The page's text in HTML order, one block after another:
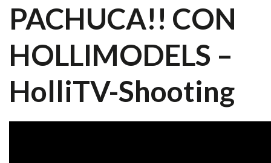
PACHUCA!! CON
HOLLIMODELS –
HolliTV-Shooting